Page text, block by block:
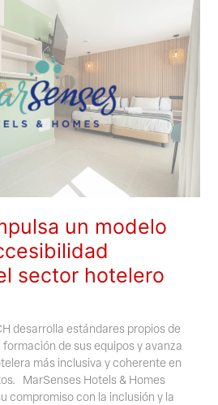
un modelo
sector hotelero
desarrolla estándares propios de
de sus equipos y avanza
más inclusiva y coherente en
MarSenses Hotels & Homes
compromiso con la inclusión y la